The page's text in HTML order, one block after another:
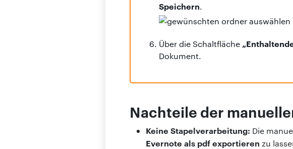
Speichern.
Über die Schaltfläche
Dokument.
Nachteile der
Keine Stapelverarbeitung: Die
Evernote als pdf exportieren zu